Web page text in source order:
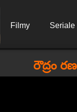
Filmy Seriale
రౌద్రం